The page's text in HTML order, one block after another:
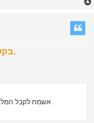
Re: בקשה,תמליצו לי בבקשה על אולר שטוח.
אשמח לקבל